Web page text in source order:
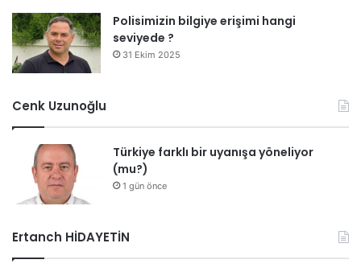
Polisimizin bilgiye erişimi hangi
seviyede ?
31 Ekim 2025
Cenk Uzunoğlu
Türkiye farklı bir uyanışa yöneliyor
(mu?)
1 gün önce
Ertanch HİDAYETİN